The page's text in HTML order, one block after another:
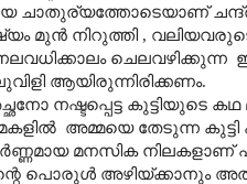
ചാതുര്യത്തോടെയാണ്
മുൻ നിറുത്തി ,
ചെലവഴിക്കുന്ന
ആയിരുന്നിരിക്കണം.
നഷ്ടപ്പെട്ട കുട്ടിയുടെ
അമ്മയെ തേടുന്ന
മനസിക നിലകളാണ്
പൊരുൾ